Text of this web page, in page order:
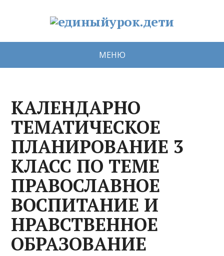
МЕНЮ
КАЛЕНДАРНО
ТЕМАТИЧЕСКОЕ
ПЛАНИРОВАНИЕ 3
КЛАСС ПО ТЕМЕ
ПРАВОСЛАВНОЕ
ВОСПИТАНИЕ И
НРАВСТВЕННОЕ
ОБРАЗОВАНИЕ